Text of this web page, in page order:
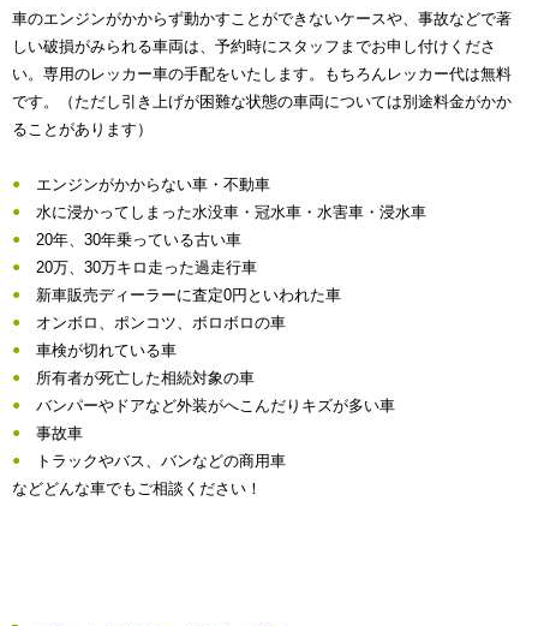
車のエンジンがかからず動かすことができないケースや、事故などで著
しい破損がみられる車両は、予約時にスタッフまでお申し付けくださ
い。専用のレッカー車の手配をいたします。もちろんレッカー代は無料
です。（ただし引き上げが困難な状態の車両については別途料金がかか
ることがあります）
エンジンがかからない車・不動車
水に浸かってしまった水没車・冠水車・水害車・浸水車
20年、30年乗っている古い車
20万、30万キロ走った過走行車
新車販売ディーラーに査定0円といわれた車
オンボロ、ポンコツ、ボロボロの車
車検が切れている車
所有者が死亡した相続対象の車
バンパーやドアなど外装がへこんだりキズが多い車
事故車
トラックやバス、バンなどの商用車
などどんな車でもご相談ください！